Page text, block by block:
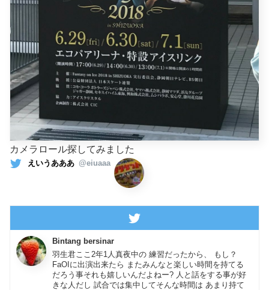
カメラロール探してみました
えいうあああ @eiuaaa
Bintang bersinar
羽生君ここ2年1人真夜中の 練習だったから、 もし？
FaOIに出演出来たら またみんなと楽しい時間を持てる
だろう事それも嬉しいんだよねー? 人と話をする事が好
きな人だし 試合では集中してそんな時間は あまり持て